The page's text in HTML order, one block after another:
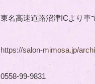
東名高速道路沼津ICより車
https://salon-mimosa.jp/
0558-99-9831